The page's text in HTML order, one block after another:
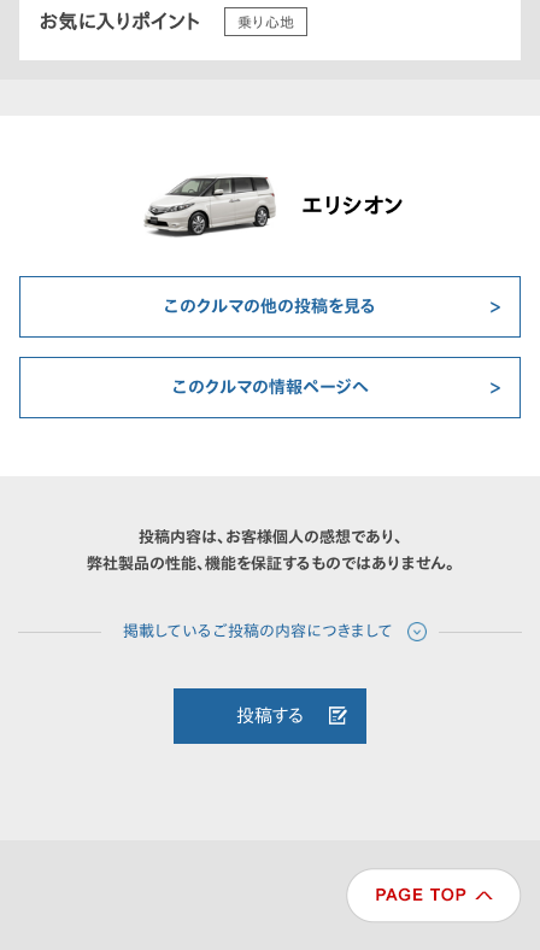
お気に入りポイント 乗り心地
エリシオン
このクルマの他の投稿を見る
このクルマの情報ページへ
投稿内容は、お客様個人の感想であり、
弊社製品の性能、機能を保証するものではありません。
投稿する